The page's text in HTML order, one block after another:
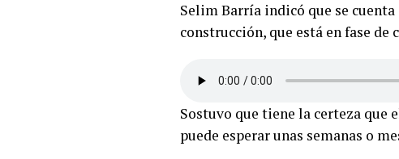
Selim Barría indicó que se
construcción, que está en fase
Sostuvo que tiene la certeza que
puede esperar unas semanas o